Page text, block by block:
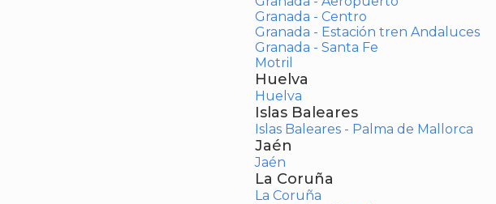
Granada - Centro
Granada - Estación tren Andaluces
Granada - Santa Fe
Motril
Huelva
Huelva
Islas Baleares
Islas Baleares - Palma de Mallorca
Jaén
Jaén
La Coruña
La Coruña